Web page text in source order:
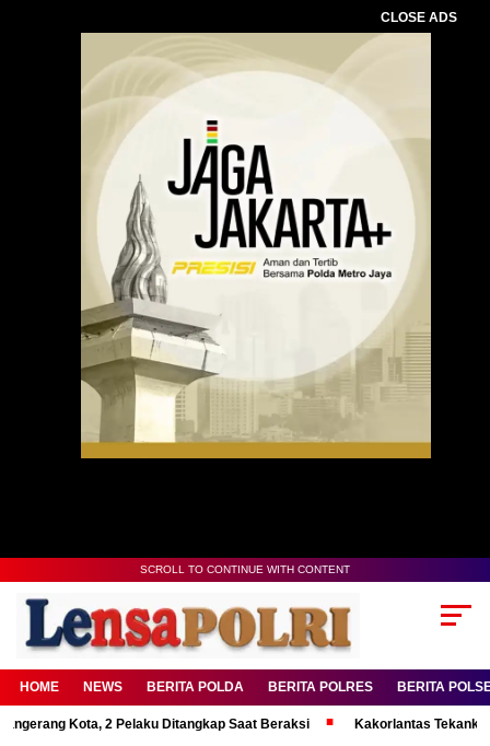
CLOSE ADS
SCROLL TO CONTINUE WITH CONTENT
HOME NEWS BERITA POLDA BERITA POLRES BERITA
Kota, 2 Pelaku Ditangkap Saat Beraksi Kakorlantas Tekankan Mental